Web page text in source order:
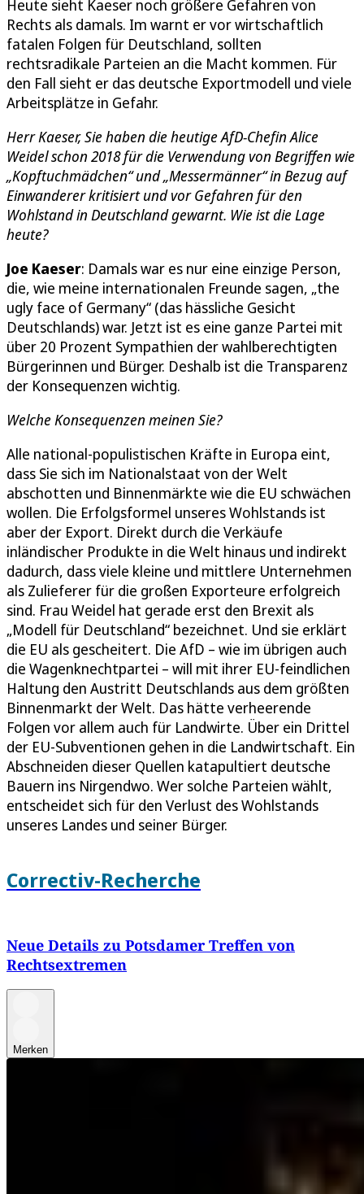
Heute sieht Kaeser noch größere Gefahren von
Rechts als damals. Im warnt er vor wirtschaftlich
fatalen Folgen für Deutschland, sollten
rechtsradikale Parteien an die Macht kommen. Für
den Fall sieht er das deutsche Exportmodell und viele
Arbeitsplätze in Gefahr.
Herr Kaeser, Sie haben die heutige AfD-Chefin Alice
Weidel schon 2018 für die Verwendung von Begriffen wie
„Kopftuchmädchen“ und „Messermänner“ in Bezug auf
Einwanderer kritisiert und vor Gefahren für den
Wohlstand in Deutschland gewarnt. Wie ist die Lage
heute?
Joe Kaeser: Damals war es nur eine einzige Person,
die, wie meine internationalen Freunde sagen, „the
ugly face of Germany“ (das hässliche Gesicht
Deutschlands) war. Jetzt ist es eine ganze Partei mit
über 20 Prozent Sympathien der wahlberechtigten
Bürgerinnen und Bürger. Deshalb ist die Transparenz
der Konsequenzen wichtig.
Welche Konsequenzen meinen Sie?
Alle national-populistischen Kräfte in Europa eint,
dass Sie sich im Nationalstaat von der Welt
abschotten und Binnenmärkte wie die EU schwächen
wollen. Die Erfolgsformel unseres Wohlstands ist
aber der Export. Direkt durch die Verkäufe
inländischer Produkte in die Welt hinaus und indirekt
dadurch, dass viele kleine und mittlere Unternehmen
als Zulieferer für die großen Exporteure erfolgreich
sind. Frau Weidel hat gerade erst den Brexit als
„Modell für Deutschland“ bezeichnet. Und sie erklärt
die EU als gescheitert. Die AfD – wie im übrigen auch
die Wagenknechtpartei – will mit ihrer EU-feindlichen
Haltung den Austritt Deutschlands aus dem größten
Binnenmarkt der Welt. Das hätte verheerende
Folgen vor allem auch für Landwirte. Über ein Drittel
der EU-Subventionen gehen in die Landwirtschaft. Ein
Abschneiden dieser Quellen katapultiert deutsche
Bauern ins Nirgendwo. Wer solche Parteien wählt,
entscheidet sich für den Verlust des Wohlstands
unseres Landes und seiner Bürger.
Correctiv-Recherche
Neue Details zu Potsdamer Treffen von
Rechtsextremen
Merken